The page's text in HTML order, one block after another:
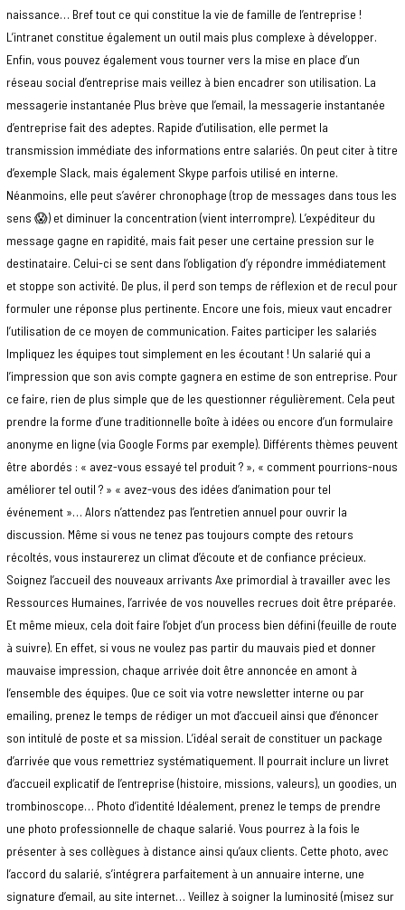
naissance… Bref tout ce qui constitue la vie de famille de l’entreprise !
L’intranet constitue également un outil mais plus complexe à développer.
Enfin, vous pouvez également vous tourner vers la mise en place d’un
réseau social d’entreprise mais veillez à bien encadrer son utilisation. La
messagerie instantanée Plus brève que l’email, la messagerie instantanée
d’entreprise fait des adeptes. Rapide d’utilisation, elle permet la
transmission immédiate des informations entre salariés. On peut citer à titre
d’exemple Slack, mais également Skype parfois utilisé en interne.
Néanmoins, elle peut s’avérer chronophage (trop de messages dans tous les
sens 😱) et diminuer la concentration (vient interrompre). L’expéditeur du
message gagne en rapidité, mais fait peser une certaine pression sur le
destinataire. Celui-ci se sent dans l’obligation d’y répondre immédiatement
et stoppe son activité. De plus, il perd son temps de réflexion et de recul pour
formuler une réponse plus pertinente. Encore une fois, mieux vaut encadrer
l’utilisation de ce moyen de communication. Faites participer les salariés
Impliquez les équipes tout simplement en les écoutant ! Un salarié qui a
l’impression que son avis compte gagnera en estime de son entreprise. Pour
ce faire, rien de plus simple que de les questionner régulièrement. Cela peut
prendre la forme d’une traditionnelle boîte à idées ou encore d’un formulaire
anonyme en ligne (via Google Forms par exemple). Différents thèmes peuvent
être abordés : « avez-vous essayé tel produit ? », « comment pourrions-nous
améliorer tel outil ? » « avez-vous des idées d’animation pour tel
événement »… Alors n’attendez pas l’entretien annuel pour ouvrir la
discussion. Même si vous ne tenez pas toujours compte des retours
récoltés, vous instaurerez un climat d’écoute et de confiance précieux.
Soignez l’accueil des nouveaux arrivants Axe primordial à travailler avec les
Ressources Humaines, l’arrivée de vos nouvelles recrues doit être préparée.
Et même mieux, cela doit faire l’objet d’un process bien défini (feuille de route
à suivre). En effet, si vous ne voulez pas partir du mauvais pied et donner
mauvaise impression, chaque arrivée doit être annoncée en amont à
l’ensemble des équipes. Que ce soit via votre newsletter interne ou par
emailing, prenez le temps de rédiger un mot d’accueil ainsi que d’énoncer
son intitulé de poste et sa mission. L’idéal serait de constituer un package
d’arrivée que vous remettriez systématiquement. Il pourrait inclure un livret
d’accueil explicatif de l’entreprise (histoire, missions, valeurs), un goodies, un
trombinoscope… Photo d’identité Idéalement, prenez le temps de prendre
une photo professionnelle de chaque salarié. Vous pourrez à la fois le
présenter à ses collègues à distance ainsi qu’aux clients. Cette photo, avec
l’accord du salarié, s’intégrera parfaitement à un annuaire interne, une
signature d’email, au site internet… Veillez à soigner la luminosité (misez sur